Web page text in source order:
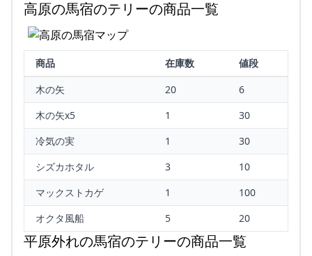
高原の馬宿のテリーの商品一覧
商品 在庫数
値段
木の矢
20
6
木の矢x5
1
30
冷気の実
1
30
シズカホタル
3
10
マックストカゲ
1
100
オクタ風船
5 20
平原外れの馬宿のテリーの商品一覧